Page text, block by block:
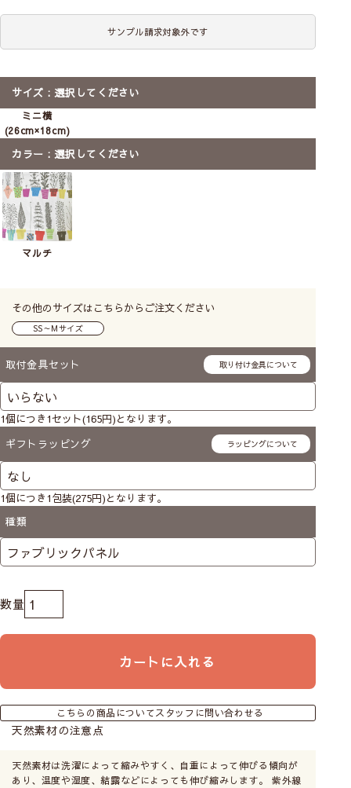
パネルの取り付け方 を見る
のれん マルチクロス ファブリックパネル
カット生地
【北欧雑貨】ファブリック
パネル イタリエンスクブ
ロムスティルヒッラ｜
almedahls(約26×18)ミニ横
送料無料 メール便 ミニ
ラッピング可
【北欧雑貨】ファブリック
ロムスティルヒッラ｜
SS S M ラッピング可
サンプル請求対象外です
カラー 選択してください
マルチ
サイズ 選択してください
ミニ横
(26cm×18cm)
その他のサイズはこちらからご注文ください
SS～Mサイズ
取付金具セット 取り付け金具について
1個につき1セット(165円)となります。
ギフトラッピング
ラッピングについて
1個につき1包装(275円)となります。
種類
カートに入れる
こちらの商品についてスタッフに問い合わせる
天然素材の注意点
天然素材は洗濯によって縮みやすく、自重によって伸びる傾向が
あり、温度や湿度、結露などによっても伸び縮みします。 紫外線